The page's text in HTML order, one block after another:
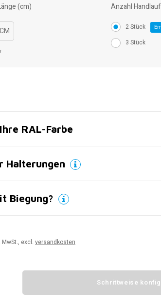
(cm)
CM
Anzahl
2 Stück
3 Stück
RAL-Farbe
Halterungen
Biegung?
MwSt., excl. versandkosten
Schrittweise